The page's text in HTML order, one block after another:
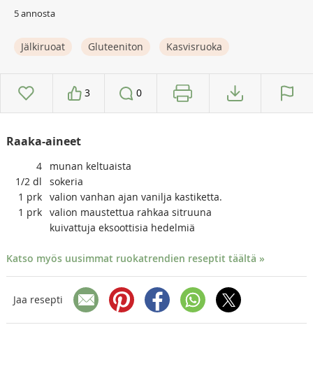
5 annosta
Jälkiruoat Gluteeniton Kasvisruoka
3 0
Raaka-aineet
4
munan keltuaista
1/2 dl
sokeria
1 prk valion vanhan ajan vanilja kastiketta.
1 prk valion maustettua rahkaa sitruuna
kuivattuja eksoottisia hedelmiä
Katso myös uusimmat ruokatrendien reseptit täältä »
Jaa resepti